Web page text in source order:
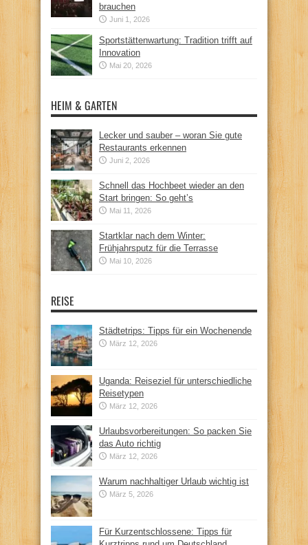
brauchen
Juni 1, 2026
Sportstättenwartung: Tradition trifft auf
Innovation
Mai 20, 2026
HEIM & GARTEN
Lecker und sauber – woran Sie gute
Restaurants erkennen
Juni 2, 2026
Schnell das Hochbeet wieder an den
Start bringen: So geht’s
Mai 11, 2026
Startklar nach dem Winter:
Frühjahrsputz für die Terrasse
Mai 10, 2026
REISE
Städtetrips: Tipps für ein Wochenende
März 12, 2026
Uganda: Reiseziel für unterschiedliche
Reisetypen
März 12, 2026
Urlaubsvorbereitungen: So packen Sie
das Auto richtig
März 12, 2026
Warum nachhaltiger Urlaub wichtig ist
März 5, 2026
Für Kurzentschlossene: Tipps für